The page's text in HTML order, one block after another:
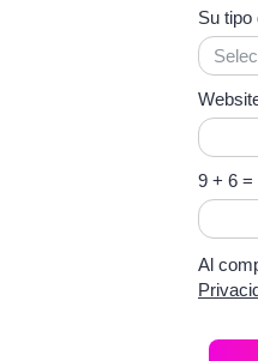
Su tipo
9 + 6 =
Al